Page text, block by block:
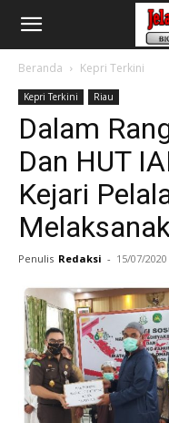
Beranda Kepri Terkini
Kepri Terkini Riau
Dalam
Dan HUT
Kejari
Penulis Redaksi - 15/07/2020